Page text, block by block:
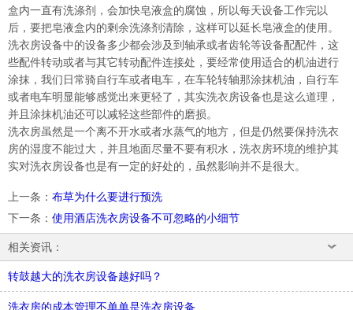
盒内一直有洗涤剂，会加快皂液盒的腐蚀，所以每天设备工作完以
后，要把皂液盒内的剩余洗涤剂清除，这样可以延长皂液盒的使用。
洗衣房设备中的设备多少都会涉及到轴承或者齿轮等设备配配件，这
些配件转动或者与其它转动配件连接处，要经常使用适合的机油进行
涂抹，我们日常骑自行车或者电车，在车轮转轴那涂抹机油，自行车
或者电车明显能够感觉出来更轻了，其实洗衣房设备也是这么道理，
并且涂抹机油还可以减轻这些部件的磨损。
洗衣房虽然是一个离不开水或者水蒸气的地方，但是仍然要保持洗衣
房的湿度不能过大，并且地面尽量不要有积水，洗衣房环境的维护其
实对洗衣房设备也是有一定的好处的，虽然影响并不是很大。
上一条 ： 布草为什么要进行预洗
下一条 ： 使用酒店洗衣房设备不可忽略的小细节
相关资讯：
转鼓越大的洗衣房设备越好吗？
洗衣房的成本管理不单单是洗衣房设备